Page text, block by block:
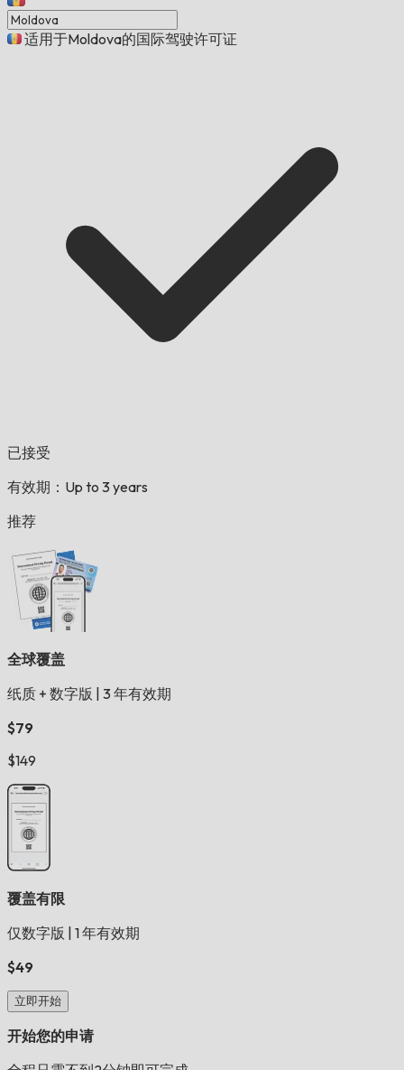
适用于Moldova的国际驾驶许可证
已接受
有效期：Up to 3 years
推荐
全球覆盖
纸质 + 数字版
3 年有效期
$79
$149
覆盖有限
仅数字版
1 年有效期
$49
立即开始
开始您的申请